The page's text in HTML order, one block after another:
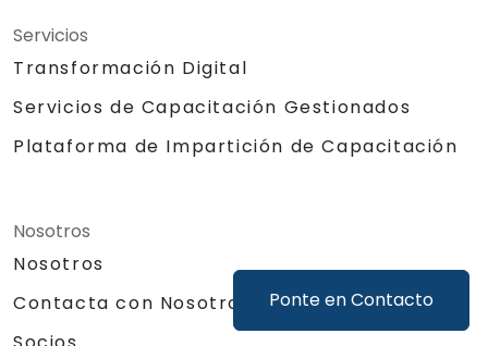
Ponte en Contacto
Servicios
Transformación Digital
Servicios de Capacitación Gestionados
Plataforma de Impartición de Capacitación
Nosotros
Nosotros
Contacta con Nosotros